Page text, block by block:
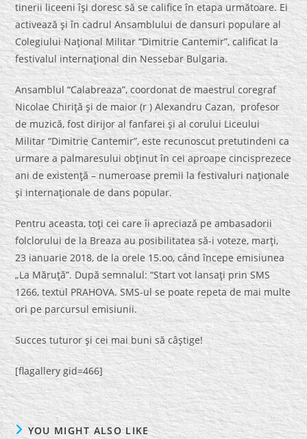
tinerii liceeni îşi doresc să se califice în etapa următoare. Ei
activează şi în cadrul Ansamblului de dansuri populare al
Colegiului Naţional Militar “Dimitrie Cantemir”, calificat la
festivalul internaţional din Nessebar Bulgaria.
Ansamblul “Calabreaza”, coordonat de maestrul coregraf
Nicolae Chiriţă şi de maior (r ) Alexandru Cazan, profesor
de muzică, fost dirijor al fanfarei şi al corului Liceului
Militar “Dimitrie Cantemir”, este recunoscut pretutindeni ca
urmare a palmaresului obţinut în cei aproape cincisprezece
ani de existenţă – numeroase premii la festivaluri naţionale
şi internaţionale de dans popular.
Pentru aceasta, toţi cei care îi apreciază pe ambasadorii
folclorului de la Breaza au posibilitatea să-i voteze, marţi,
23 ianuarie 2018, de la orele 15.oo, când începe emisiunea
„La Măruţă”. După semnalul: “Start vot lansaţi prin SMS
1266, textul PRAHOVA. SMS-ul se poate repeta de mai multe
ori pe parcursul emisiunii.
Succes tuturor şi cei mai buni să câştige!
[flagallery gid=466]
YOU MIGHT ALSO LIKE